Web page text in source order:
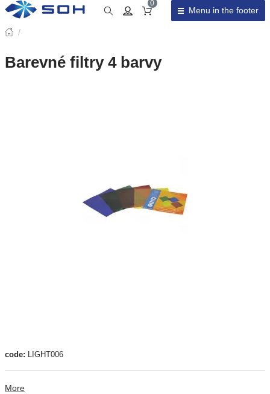
Cart total
0
Menu in the footer
/
Barevné filtry 4 barvy
code: LIGHT006
More